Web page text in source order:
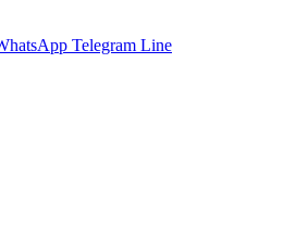
Telegram Line